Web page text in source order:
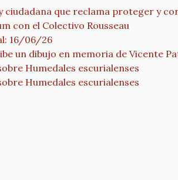
ciudadana que reclama proteger y
con el Colectivo Rousseau
16/06/26
un dibujo en memoria de Vicente
Humedales escurialenses
Humedales escurialenses